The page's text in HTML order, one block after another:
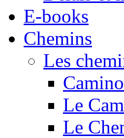
E-books
Chemins
Les
Le
Le